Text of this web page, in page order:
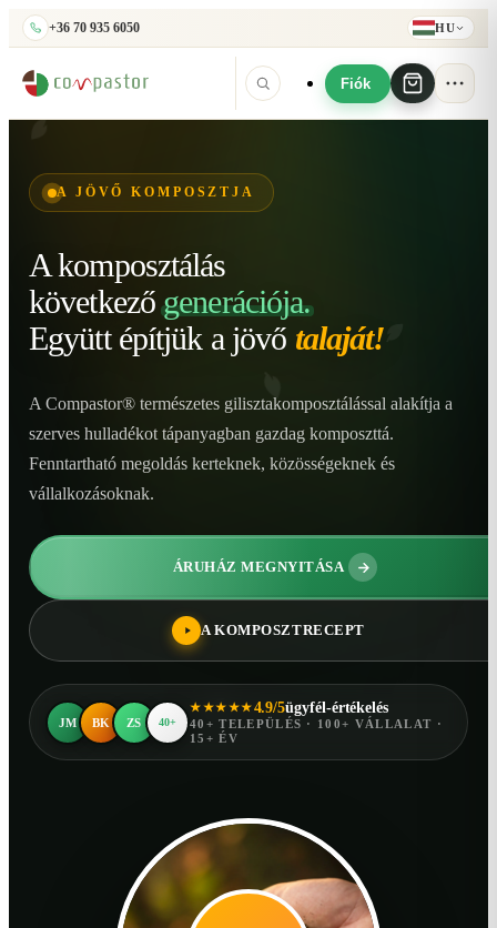
+36 70 935 6050 HU
Fiók
A JÖVŐ KOMPOSZTJA
A komposztálás
következő generációja.
Együtt építjük a jövő talaját!
A Compastor® természetes gilisztakomposztálással alakítja a
szerves hulladékot tápanyagban gazdag komposzttá.
Fenntartható megoldás kerteknek, közösségeknek és
vállalkozásoknak.
ÁRUHÁZ MEGNYITÁSA
A KOMPOSZTRECEPT
JM BK ZS 40+
★★★★★4.9/5ügyfél-értékelés
40+ TELEPÜLÉS · 100+ VÁLLALAT ·
15+ ÉV